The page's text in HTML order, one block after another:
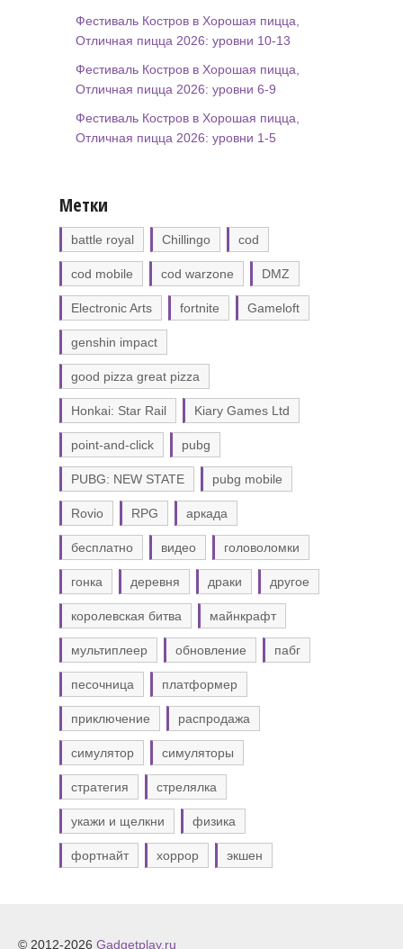
Фестиваль Костров в Хорошая пицца,
Отличная пицца 2026: уровни 10-13
Фестиваль Костров в Хорошая пицца,
Отличная пицца 2026: уровни 6-9
Фестиваль Костров в Хорошая пицца,
Отличная пицца 2026: уровни 1-5
Метки
battle royal Chillingo cod
cod mobile cod warzone DMZ
Electronic Arts fortnite Gameloft
genshin impact
good pizza great pizza
Honkai: Star Rail Kiary Games Ltd
point-and-click pubg
PUBG: NEW STATE pubg mobile
Rovio RPG аркада
бесплатно видео головоломки
гонка деревня драки другое
королевская битва майнкрафт
мультиплеер обновление пабг
песочница платформер
приключение распродажа
симулятор симуляторы
стратегия стрелялка
укажи и щелкни физика
фортнайт хоррор экшен
© 2012-2026 Gadgetplay.ru